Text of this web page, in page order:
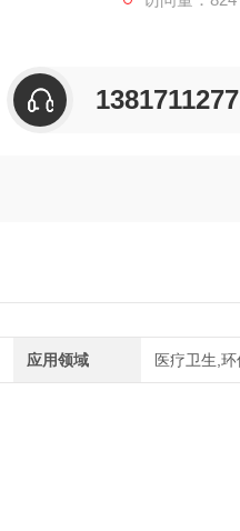
应用领域 医疗卫生,